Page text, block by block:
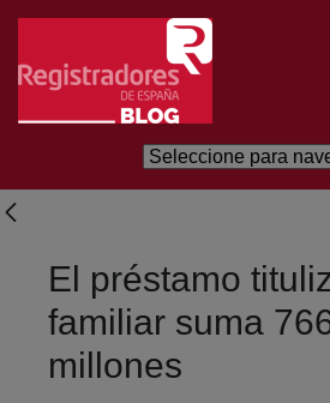
Skip to Main Content
El préstamo
familiar suma
millones